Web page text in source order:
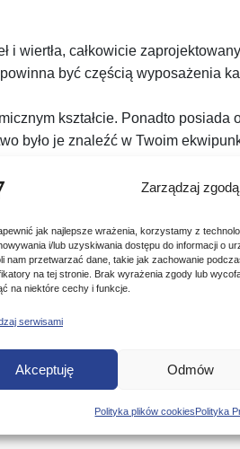
Zarządzaj zgodą
jak najlepsze wrażenia, korzystamy z
i/lub uzyskiwania dostępu do informacji o
nam przetwarzać dane, takie jak zachowanie
na tej stronie. Brak wyrażenia zgody lub
na niektóre cechy i funkcje.
serwisami
Akceptuję Odmów
Polityka plików cookiesPolityka
wiertła, całkowicie
być częścią wyposażenia
kształcie. Ponadto
było je znaleźć w Twoim
Podobne
Poznaj podobne produkty, które